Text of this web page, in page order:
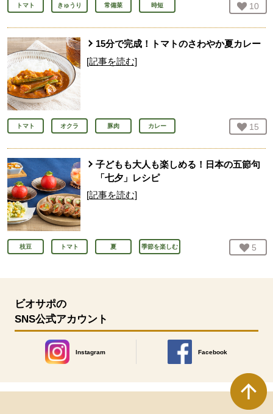
トマト きゅうり 常備菜 時短 お気
10
15分で完成！トマトのさわやか夏カレー
[記事を読む]
トマト オクラ 豚肉 カレー お気
15
子どもも大人も楽しめる！日本の五節句
「七夕」レシピ
[記事を読む]
枝豆 トマト 夏 季節を楽しむ お気
5
ビオサポの
SNS公式アカウント
Instagram
別のウィンドウで開きます。
Facebook
別のウィンドウで開きます